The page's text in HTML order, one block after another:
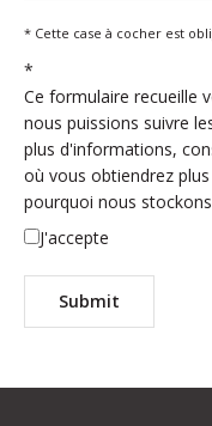
* Cette case à cocher est
*
Ce formulaire recueille
nous puissions suivre
plus d'informations,
où vous obtiendrez
pourquoi nous
J'accepte